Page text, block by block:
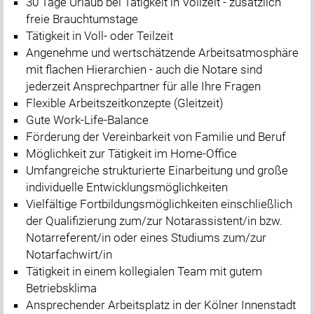
freie Brauchtumstage
Tätigkeit in Voll- oder Teilzeit
Angenehme und wertschätzende Arbeitsatmosphäre
mit flachen Hierarchien - auch die Notare sind
jederzeit Ansprechpartner für alle Ihre Fragen
Flexible Arbeitszeitkonzepte (Gleitzeit)
Gute Work-Life-Balance
Förderung der Vereinbarkeit von Familie und Beruf
Möglichkeit zur Tätigkeit im Home-Office
Umfangreiche strukturierte Einarbeitung und große
individuelle Entwicklungsmöglichkeiten
Vielfältige Fortbildungsmöglichkeiten einschließlich
der Qualifizierung zum/zur Notarassistent/in bzw.
Notarreferent/in oder eines Studiums zum/zur
Notarfachwirt/in
Tätigkeit in einem kollegialen Team mit gutem
Betriebsklima
Ansprechender Arbeitsplatz in der Kölner Innenstadt